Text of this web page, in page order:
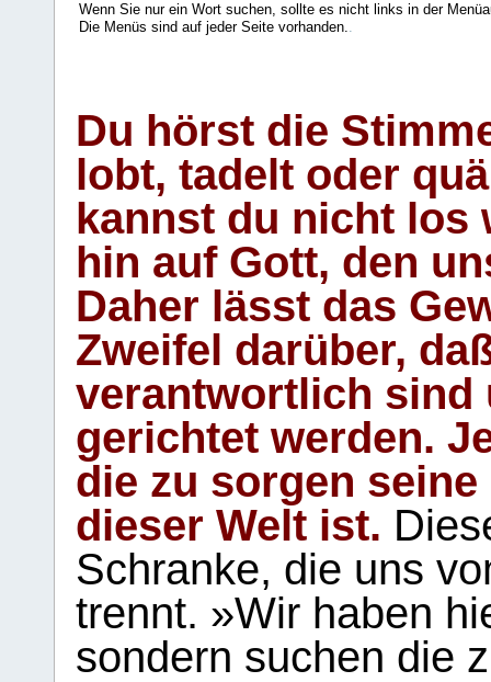
Wenn Sie nur ein Wort suchen, sollte es nicht links in der
Die Menüs sind auf jeder Seite vorhanden..
Du hörst die
lobt, tadelt oder
kannst du nicht los
hin auf Gott, den
Daher lässt das
Zweifel darüber,
verantwortlich sind
gerichtet werden.
die zu sorgen
dieser Welt ist.
Schranke, die uns
trennt. »Wir haben
sondern suchen die